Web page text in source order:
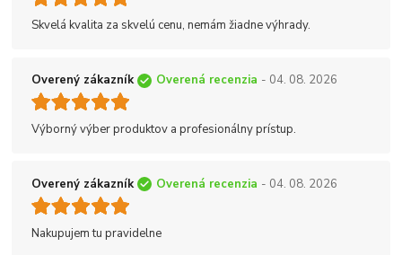
Skvelá kvalita za skvelú cenu, nemám žiadne výhrady.
Overený zákazník Overená recenzia - 04. 08. 2026
Výborný výber produktov a profesionálny prístup.
Overený zákazník Overená recenzia - 04. 08. 2026
Nakupujem tu pravidelne